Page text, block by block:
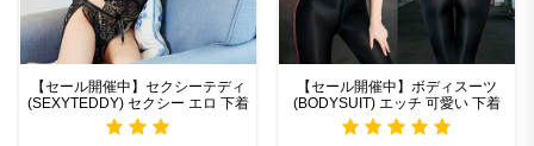
【セール開催中】セクシーテディ
(SEXYTEDDY) セクシー エロ 下着
【セール開催中】ボディスーツ
(BODYSUIT) エッチ 可愛い 下着